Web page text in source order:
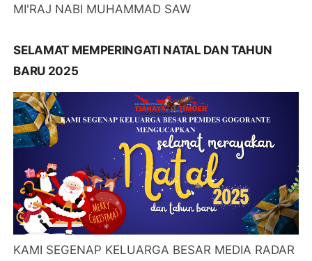
MI'RAJ NABI MUHAMMAD SAW
SELAMAT MEMPERINGATI NATAL DAN TAHUN
BARU 2025
KAMI SEGENAP KELUARGA BESAR MEDIA RADAR